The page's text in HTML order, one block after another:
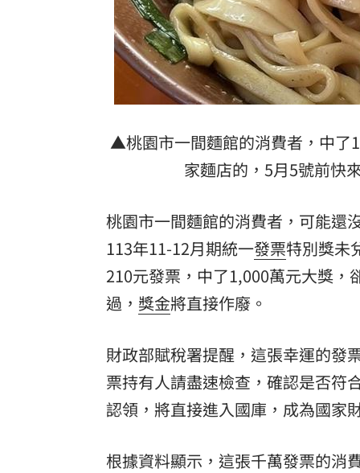
LIVE三立+24小時直播 15:27
三立iNEWS新聞台線上直播 18:00
商場戰國來臨 台中「頂奢大道」逐漸
台彩父親節推新刮刮樂千萬頭獎超「爸
「拍片人的多重宇宙」職涯論壇9/12登
理想混蛋號召粉絲跨海追星吃美食！
▲桃園市一間麵館的消費者，中了
家麵店的，5月5號前快
桃園市一間麵館的消費者，可能還
113年11-12月期統一發票特別獎未
210元發票，中了1,000萬元大獎，
過， 獎金將直接作廢。
財政部賦稅署提醒，這張幸運的發
票持有人請盡速檢查，確認是否符
認領，將直接進入國庫，成為國家
根據資料顯示，這張千萬發票的消